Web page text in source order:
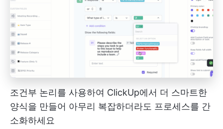
조건부 논리를 사용하여 ClickUp에서 더 스마트한
양식을 만들어 아무리 복잡하더라도 프로세스를 간
소화하세요